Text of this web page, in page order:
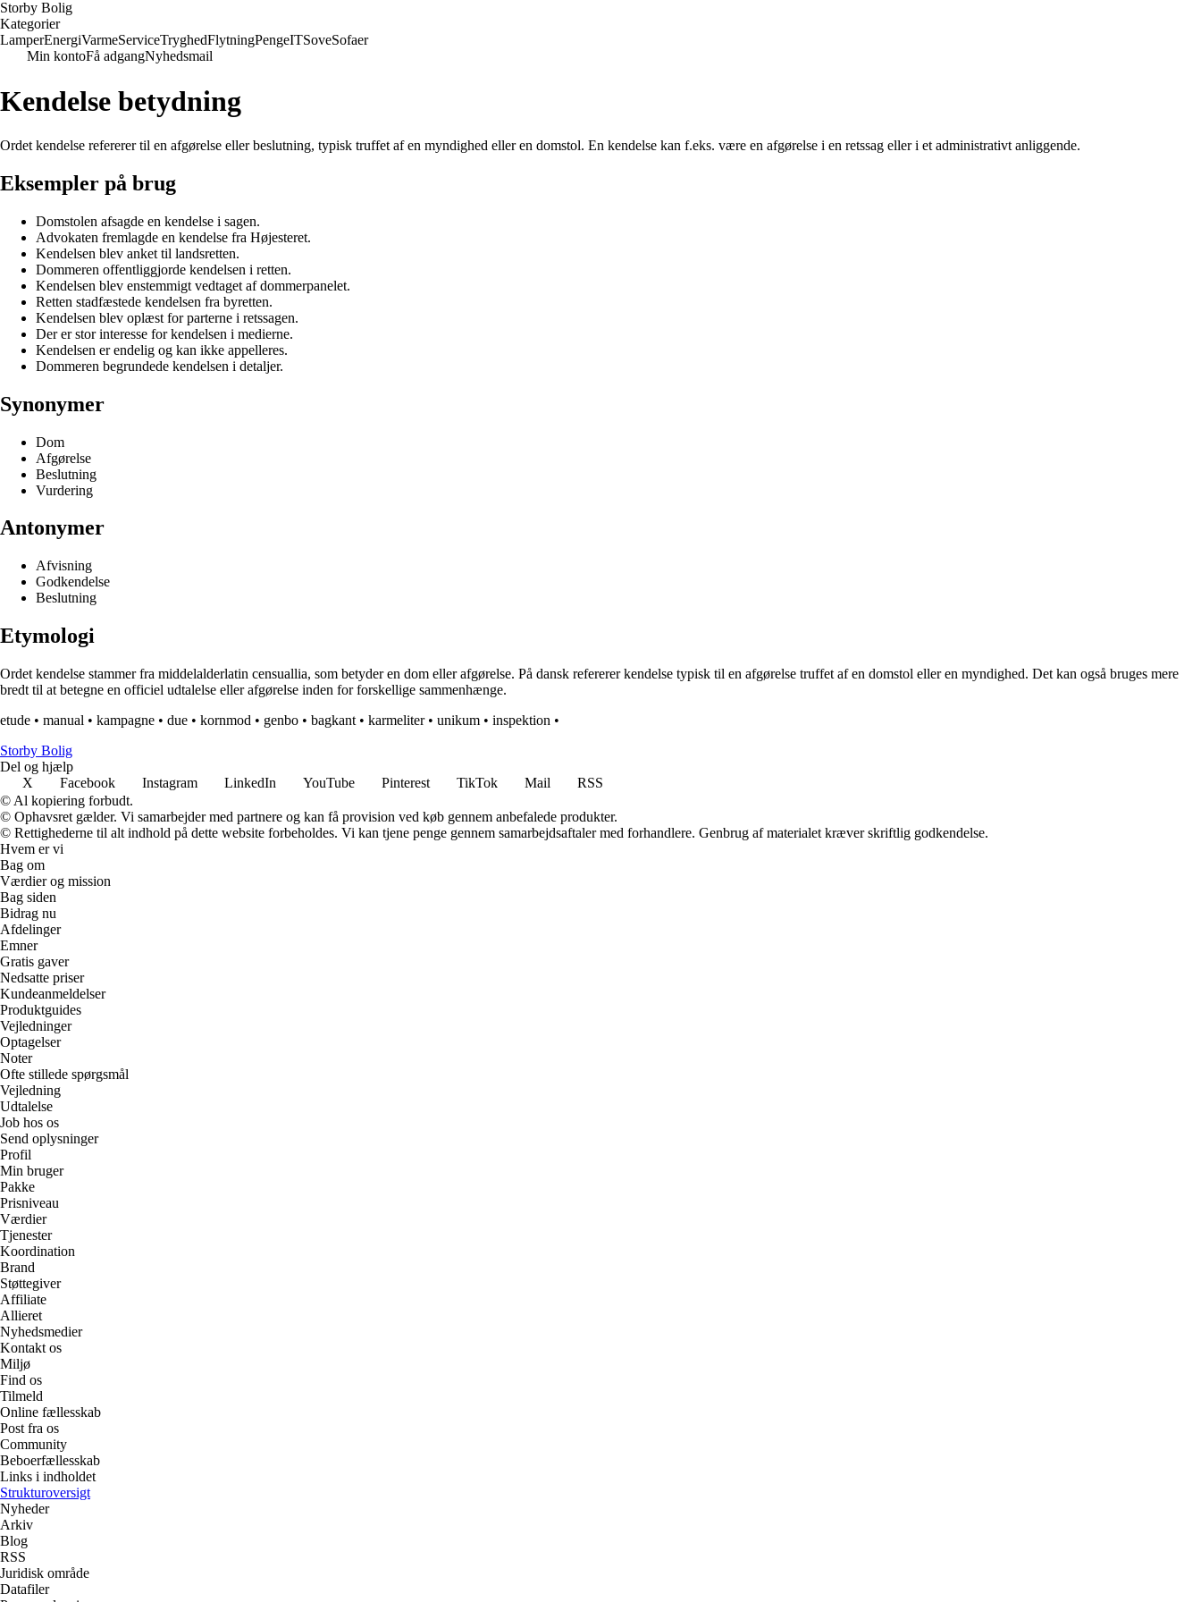
Storby Bolig
Kategorier
LamperEnergiVarmeServiceTryghedFlytningPengeITSoveSofaer
Min kontoFå adgangNyhedsmail
Kendelse betydning
Ordet kendelse refererer til en afgørelse eller beslutning, typisk truffet af en myndighed eller en domstol. En kendelse kan f.eks. være en afgørelse i en retssag eller i et administrativt anliggende.
Eksempler på brug
Domstolen afsagde en kendelse i sagen.
Advokaten fremlagde en kendelse fra Højesteret.
Kendelsen blev anket til landsretten.
Dommeren offentliggjorde kendelsen i retten.
Kendelsen blev enstemmigt vedtaget af dommerpanelet.
Retten stadfæstede kendelsen fra byretten.
Kendelsen blev oplæst for parterne i retssagen.
Der er stor interesse for kendelsen i medierne.
Kendelsen er endelig og kan ikke appelleres.
Dommeren begrundede kendelsen i detaljer.
Synonymer
Dom
Afgørelse
Beslutning
Vurdering
Antonymer
Afvisning
Godkendelse
Beslutning
Etymologi
Ordet kendelse stammer fra middelalderlatin censuallia, som betyder en dom eller afgørelse. På dansk refererer kendelse typisk til en afgørelse truffet af en domstol eller en myndighed. Det kan også bruges mere
bredt til at betegne en officiel udtalelse eller afgørelse inden for forskellige sammenhænge.
etude • manual • kampagne • due • kornmod • genbo • bagkant • karmeliter• unikum • inspektion •
Storby Bolig
Del og hjælp
X
Facebook Instagram LinkedIn YouTube Pinterest TikTok Mail
RSS
© Al kopiering forbudt.
© Ophavsret gælder. Vi samarbejder med partnere og kan få provision ved køb gennem anbefalede produkter.
© Rettighederne til alt indhold på dette website forbeholdes. Vi kan tjene penge gennem samarbejdsaftaler med forhandlere. Genbrug af materialet kræver skriftlig godkendelse.
Hvem er vi
Bag om
Værdier og mission
Bag siden
Bidrag nu
Afdelinger
Emner
Gratis gaver
Nedsatte priser
Kundeanmeldelser
Produktguides
Vejledninger
Optagelser
Noter
Ofte stillede spørgsmål
Vejledning
Udtalelse
Job hos os
Send oplysninger
Profil
Min bruger
Pakke
Prisniveau
Værdier
Tjenester
Koordination
Brand
Støttegiver
Affiliate
Allieret
Nyhedsmedier
Kontakt os
Miljø
Find os
Tilmeld
Online fællesskab
Post fra os
Community
Beboerfællesskab
Links i indholdet
Strukturoversigt
Nyheder
Arkiv
Blog
RSS
Juridisk område
Datafiler